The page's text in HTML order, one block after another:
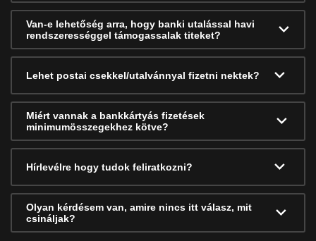
Van-e lehetőség arra, hogy banki utalással havi
rendszerességgel támogassalak titeket?
Lehet postai csekkel/utalvánnyal fizetni nektek?
Miért vannak a bankkártyás fizetések
minimumösszegekhez kötve?
Hírlevélre hogy tudok feliratkozni?
Olyan kérdésem van, amire nincs itt válasz, mit
csináljak?